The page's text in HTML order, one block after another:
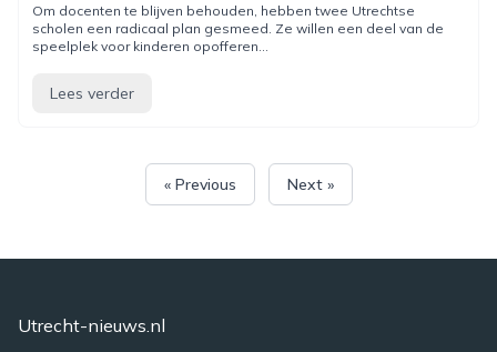
Om docenten te blijven behouden, hebben twee Utrechtse
scholen een radicaal plan gesmeed. Ze willen een deel van de
speelplek voor kinderen opofferen...
Lees verder
« Previous Next »
Utrecht-nieuws.nl